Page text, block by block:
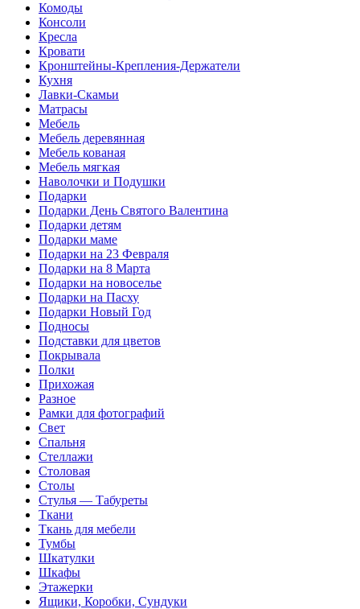
Комоды
Консоли
Кресла
Кровати
Кронштейны-Крепления-Держатели
Кухня
Лавки-Скамьи
Матрасы
Мебель
Мебель деревянная
Мебель кованая
Мебель мягкая
Наволочки и Подушки
Подарки
Подарки День Святого Валентина
Подарки детям
Подарки маме
Подарки на 23 Февраля
Подарки на 8 Марта
Подарки на новоселье
Подарки на Пасху
Подарки Новый Год
Подносы
Подставки для цветов
Покрывала
Полки
Прихожая
Разное
Рамки для фотографий
Свет
Спальня
Стеллажи
Столовая
Столы
Стулья — Табуреты
Ткани
Ткань для мебели
Тумбы
Шкатулки
Шкафы
Этажерки
Ящики, Коробки, Сундуки